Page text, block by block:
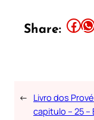
Share: Share this article on Facebook Share this article on WhatsApp
← Livro dos
capitulo – 25 –